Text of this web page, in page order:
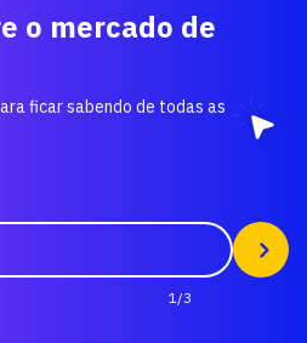
o mercado de
ficar sabendo de todas as
1/3